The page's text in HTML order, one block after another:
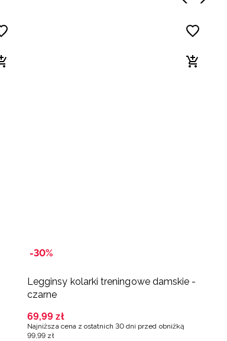
-30%
Legginsy kolarki treningowe damskie -
czarne
69,99 zł
Najniższa cena z ostatnich 30 dni przed obniżką
99,99 zł